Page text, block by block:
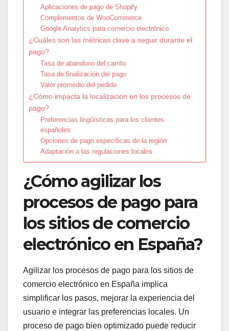
Aplicaciones de pago de Shopify
Complementos de WooCommerce
Google Analytics para comercio electrónico
¿Cuáles son las métricas clave a seguir durante el
pago?
Tasa de abandono del carrito
Tasa de finalización del pago
Valor promedio del pedido
¿Cómo impacta la localización en los procesos de
pago?
Preferencias lingüísticas para los clientes
españoles
Opciones de pago específicas de la región
Adaptación a las regulaciones locales
¿Cómo agilizar los
procesos de pago para
los sitios de comercio
electrónico en España?
Agilizar los procesos de pago para los sitios de
comercio electrónico en España implica
simplificar los pasos, mejorar la experiencia del
usuario e integrar las preferencias locales. Un
proceso de pago bien optimizado puede reducir